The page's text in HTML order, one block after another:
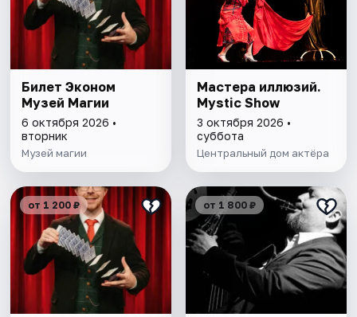
Билет Эконом
Музей Магии
6 октября 2026 •
вторник
Музей магии
Мастера иллюзий.
Mystic Show
3 октября 2026 •
суббота
Центральный дом актёра
от 1 200 ₽ от 1 800 ₽